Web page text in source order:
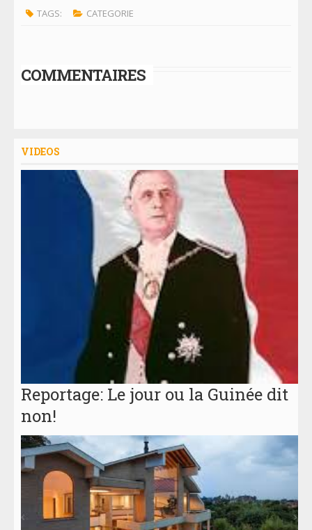
TAGS: CATEGORIE
COMMENTAIRES
VIDEOS
Reportage: Le jour ou la Guinée dit
non!